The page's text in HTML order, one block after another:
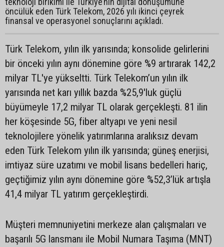
öncülük eden Türk Telekom, 2026 yılı ikinci çeyrek
finansal ve operasyonel sonuçlarını açıkladı.
Türk Telekom, yılın ilk yarısında; konsolide gelirlerini
bir önceki yılın aynı dönemine göre %9 artırarak 142,2
milyar TL'ye yükseltti. Türk Telekom’un yılın ilk
yarısında net karı yıllık bazda %25,9'luk güçlü
büyümeyle 17,2 milyar TL olarak gerçekleşti. 81 ilin
her köşesinde 5G, fiber altyapı ve yeni nesil
teknolojilere yönelik yatırımlarına aralıksız devam
eden Türk Telekom yılın ilk yarısında; güneş enerjisi,
imtiyaz süre uzatımı ve mobil lisans bedelleri hariç,
geçtiğimiz yılın aynı dönemine göre %52,3’lük artışla
41,4 milyar TL yatırım gerçekleştirdi.
Müşteri memnuniyetini merkeze alan çalışmaları ve
başarılı 5G lansmanı ile Mobil Numara Taşıma (MNT)